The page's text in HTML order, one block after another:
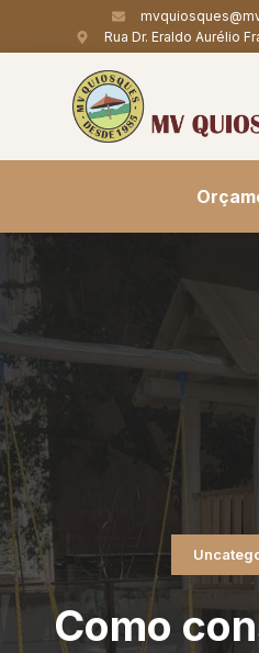
Rua Dr. Eraldo Aurélio
Como